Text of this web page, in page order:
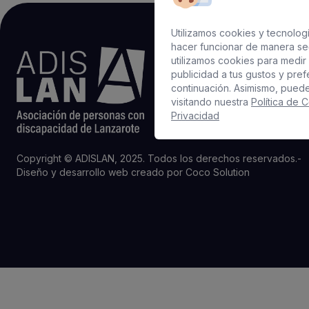
Copyright © ADISLAN, 2025. Todos los derechos reservados.-
Diseño y desarrollo web creado por Coco Solution
Utilizamos cookies y
hacer funcionar de manera
utilizamos cookies para
publicidad a tus gustos y
continuación. Asimismo,
visitando nuestra Política de
Privacidad